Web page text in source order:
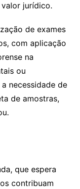
jurídico.
de exames
com aplicação
na
ou
necessidade de
de amostras,
que espera
contribuam